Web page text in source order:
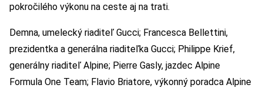
pokročilého výkonu na ceste aj na trati.
Demna, umelecký riaditeľ Gucci; Francesca Bellettini,
prezidentka a generálna riaditeľka Gucci; Philippe Krief,
generálny riaditeľ Alpine; Pierre Gasly, jazdec Alpine
Formula One Team; Flavio Briatore, výkonný poradca Alpine